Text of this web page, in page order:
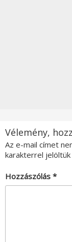
Vélemény,
Az e-mail címet
karakterrel jelöltük
Hozzászólás *